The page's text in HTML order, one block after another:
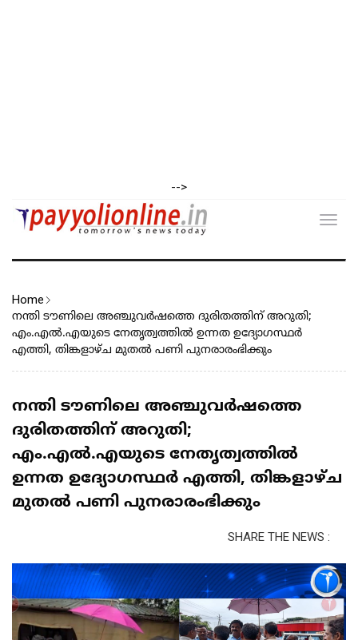
-->
Home
നന്തി ടൗണിലെ അഞ്ചുവർഷത്തെ ദുരിതത്തിന് അറുതി;
എം.എൽ.എയുടെ നേതൃത്വത്തിൽ ഉന്നത ഉദ്യോഗസ്ഥർ
എത്തി, തിങ്കളാഴ്ച മുതൽ പണി പുനരാരംഭിക്കും
നന്തി ടൗണിലെ അഞ്ചുവർഷത്തെ
ദുരിതത്തിന് അറുതി;
എം.എൽ.എയുടെ നേതൃത്വത്തിൽ
ഉന്നത ഉദ്യോഗസ്ഥർ എത്തി, തിങ്കളാഴ്ച
മുതൽ പണി പുനരാരംഭിക്കും
SHARE THE NEWS :